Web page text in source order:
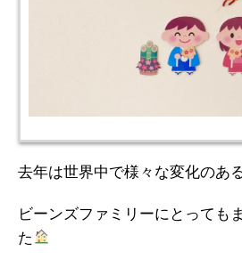
去年は世界中で様々な変化のあ
ビーンズファミリーにとっても
た